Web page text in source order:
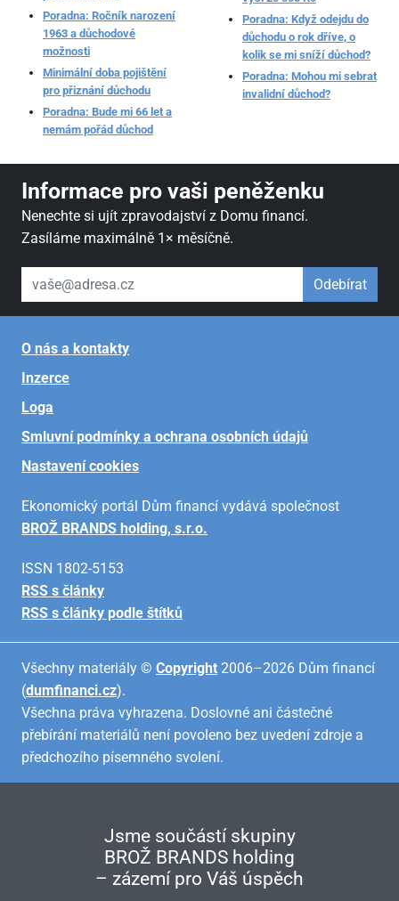
Poradna: Ročník narození
1963 a důchodové
možnosti
Minimální doba pojištění
pro přiznání důchodu
Poradna: Bude mi 66 let a
nemám pořád důchod
Poradna: Když odejdu do
důchodu o rok dříve, o
kolik se mi sníží důchod?
Poradna: Mohou mi sebrat
invalidní důchod?
Informace pro vaši peněženku
Nenechte si ujít zpravodajství z Domu financí.
Zasíláme maximálně 1× měsíčně.
váš email Odebírat
O nás a kontakty
Inzerce
Loga
Smluvní podmínky a ochrana osobních údajů
Nastavení cookies
Ekonomický portál Dům financí vydává společnost
BROŽ BRANDS holding, s.r.o.
ISSN 1802-5153
RSS s články
RSS s články podle štítků
Všechny materiály © Copyright 2006–2026 Dům financí
(dumfinanci.cz).
Všechna práva vyhrazena. Doslovné ani částečné
přebírání materiálů není povoleno bez uvedení zdroje a
předchozího písemného svolení.
Jsme součástí skupiny
BROŽ BRANDS holding
– zázemí pro Váš úspěch